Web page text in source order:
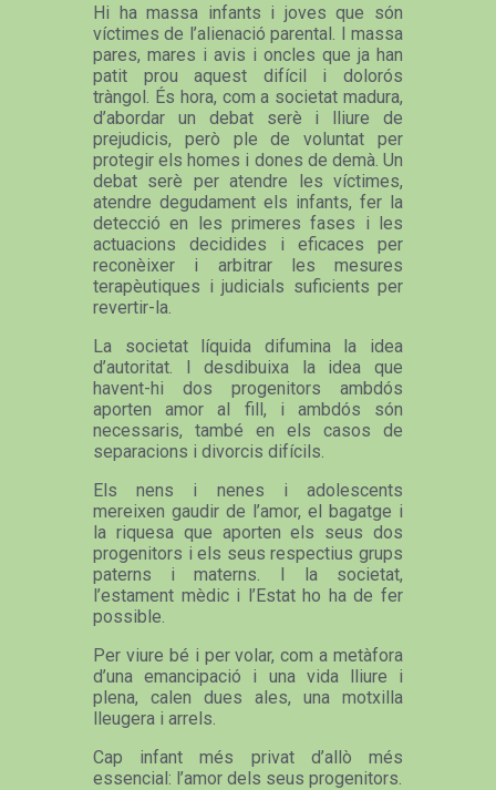
Hi ha massa infants i joves que són
víctimes de l’alienació parental. I massa
pares, mares i avis i oncles que ja han
patit prou aquest difícil i dolorós
tràngol. És hora, com a societat madura,
d’abordar un debat serè i lliure de
prejudicis, però ple de voluntat per
protegir els homes i dones de demà. Un
debat serè per atendre les víctimes,
atendre degudament els infants, fer la
detecció en les primeres fases i les
actuacions decidides i eficaces per
reconèixer i arbitrar les mesures
terapèutiques i judicials suficients per
revertir-la.
La societat líquida difumina la idea
d’autoritat. I desdibuixa la idea que
havent-hi dos progenitors ambdós
aporten amor al fill, i ambdós són
necessaris, també en els casos de
separacions i divorcis difícils.
Els nens i nenes i adolescents
mereixen gaudir de l’amor, el bagatge i
la riquesa que aporten els seus dos
progenitors i els seus respectius grups
paterns i materns. I la societat,
l’estament mèdic i l’Estat ho ha de fer
possible.
Per viure bé i per volar, com a metàfora
d’una emancipació i una vida lliure i
plena, calen dues ales, una motxilla
lleugera i arrels.
Cap infant més privat d’allò més
essencial: l’amor dels seus progenitors.